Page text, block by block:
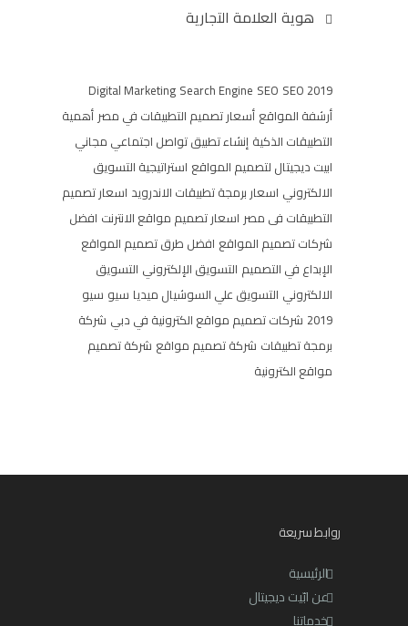
هوية العلامة التجارية
Digital Marketing Search Engine SEO SEO 2019
أرشفة المواقع أسعار تصميم التطبيقات في مصر أهمية
التطبيقات الذكية إنشاء تطبيق تواصل اجتماعي مجاني
ابيت ديجيتال لتصميم المواقع استراتيجية التسويق
الالكتروني اسعار برمجة تطبيقات الاندرويد اسعار تصميم
التطبيقات فى مصر اسعار تصميم مواقع الانترنت افضل
شركات تصميم المواقع افضل طرق تصميم المواقع
الإبداع في التصميم التسويق الإلكتروني التسويق
الالكتروني التسويق علي السوشيال ميديا سيو سيو
2019 شركات تصميم مواقع الكترونية في دبي شركة
برمجة تطبيقات شركة تصميم مواقع شركة تصميم
مواقع الكترونية
روابط سريعة
الرئيسية
عن ابّيت ديجيتال
خدماتنا